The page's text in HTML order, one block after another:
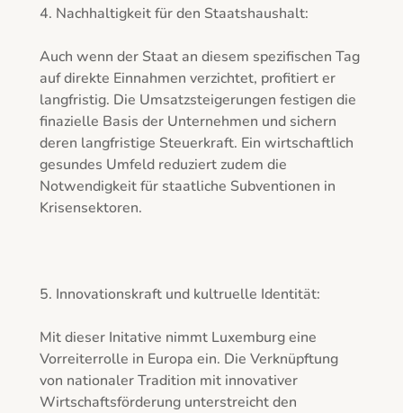
4. Nachhaltigkeit für den Staatshaushalt:
Auch wenn der Staat an diesem spezifischen Tag
auf direkte Einnahmen verzichtet, profitiert er
langfristig. Die Umsatzsteigerungen festigen die
finazielle Basis der Unternehmen und sichern
deren langfristige Steuerkraft. Ein wirtschaftlich
gesundes Umfeld reduziert zudem die
Notwendigkeit für staatliche Subventionen in
Krisensektoren.
5. Innovationskraft und kultruelle Identität:
Mit dieser Initative nimmt Luxemburg eine
Vorreiterrolle in Europa ein. Die Verknüpftung
von nationaler Tradition mit innovativer
Wirtschaftsförderung unterstreicht den